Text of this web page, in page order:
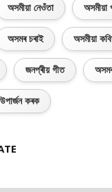
অসমীয়া নেওঁতা অসমীয়া
অসমৰ চৰাই অসমীয়া
জনপ্ৰীয় গীত
উপাৰ্জন কৰক